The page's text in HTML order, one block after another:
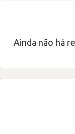
Ainda não há